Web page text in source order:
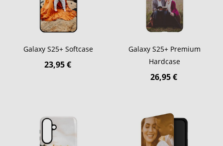
Galaxy S25+ Softcase
23,95 €
Galaxy S25+ Premium
Hardcase
26,95 €